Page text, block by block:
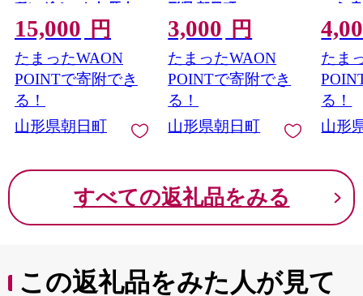
種）ダチョウ肉 豚肉
味噌漬け 加工品 おか
ず 山形県産 ダチョウ
韋駄天 山形県 朝日町
15,000 円
たまったWAON
POINTで寄附でき
る！
山形県朝日町
形県 朝日町
3,000 円
たまったWAON
POINTで寄附でき
る！
山形県朝日町
ょう
ー 山
たま
る！
山形
すべての返礼品をみる
この返礼品をみた人が見て